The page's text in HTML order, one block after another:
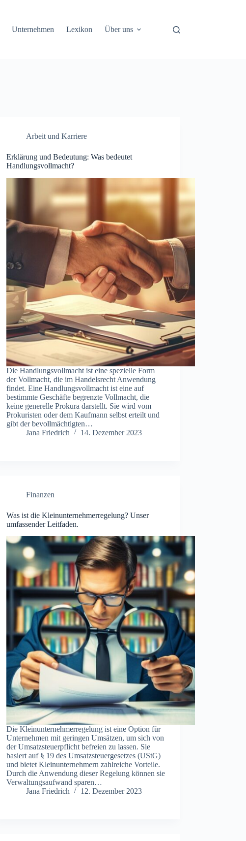
Unternehmen Lexikon Über uns
Arbeit und Karriere
Erklärung und Bedeutung: Was bedeutet
Handlungsvollmacht?
Die Handlungsvollmacht ist eine spezielle Form
der Vollmacht, die im Handelsrecht Anwendung
findet. Eine Handlungsvollmacht ist eine auf
bestimmte Geschäfte begrenzte Vollmacht, die
keine generelle Prokura darstellt. Sie wird vom
Prokuristen oder dem Kaufmann selbst erteilt und
gibt der bevollmächtigten…
Jana Friedrich
14. Dezember 2023
Finanzen
Was ist die Kleinunternehmerregelung? Unser
umfassender Leitfaden.
Die Kleinunternehmerregelung ist eine Option für
Unternehmen mit geringen Umsätzen, um sich von
der Umsatzsteuerpflicht befreien zu lassen. Sie
basiert auf § 19 des Umsatzsteuergesetzes (UStG)
und bietet Kleinunternehmern zahlreiche Vorteile.
Durch die Anwendung dieser Regelung können sie
Verwaltungsaufwand sparen…
Jana Friedrich
12. Dezember 2023